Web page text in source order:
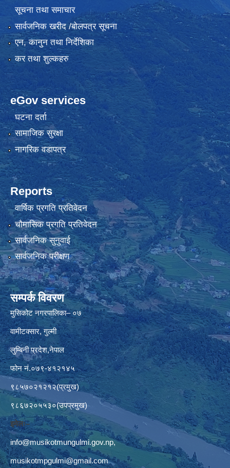
सूचना तथा समाचार
सार्वजनिक खरीद /बोलपत्र सूचना
एन, कानुन तथा निर्देशिका
कर तथा शुल्कहरु
eGov services
घटना दर्ता
सामाजिक सुरक्षा
नागरिक वडापत्र
Reports
वार्षिक प्रगति प्रतिवेदन
चौमासिक प्रगति प्रतिवेदन
सार्वजनिक सुनुवाई
सार्वजनिक परीक्षण
सम्पर्क विवरण
मुसिकोट नगरपालिका– ०७
वामीटक्सार, गुल्मी
लुम्बिनी प्रदेश,नेपाल
फोन नं.०७९-४१२१४५
९८५७०२१२१२(प्रमुख)
९८६७२०५५३०(उपप्रमुख)
इमेलः–
info@musikotmungulmi.gov.np,
musikotmpgulmi@gmail.com